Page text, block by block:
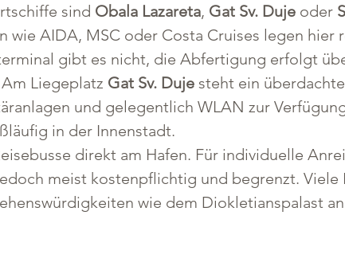
sind Obala Lazareta, Gat Sv. Duje oder
wie AIDA, MSC oder Costa Cruises legen hier
gibt es nicht, die Abfertigung erfolgt
Liegeplatz Gat Sv. Duje steht ein
und gelegentlich WLAN zur
in der Innenstadt.
direkt am Hafen. Für individuelle
meist kostenpflichtig und begrenzt.
wie dem Diokletianspalast